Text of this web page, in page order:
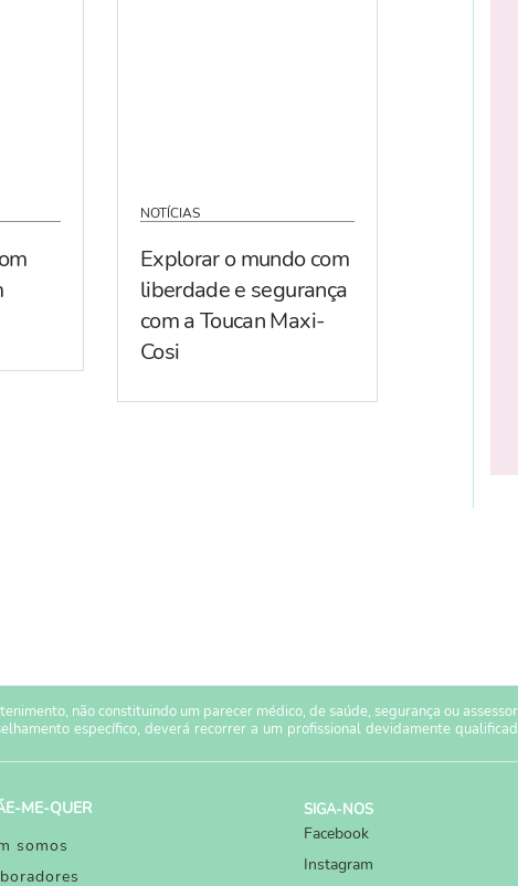
NOTÍCIAS
Explorar o mundo com
liberdade e segurança
com a Toucan Maxi-
Cosi
não constituindo um parecer médico, de saúde, segurança ou
específico, deverá recorrer a um profissional devidamente
ME-QUER
somos
SIGA-NOS
Facebook
Instagram